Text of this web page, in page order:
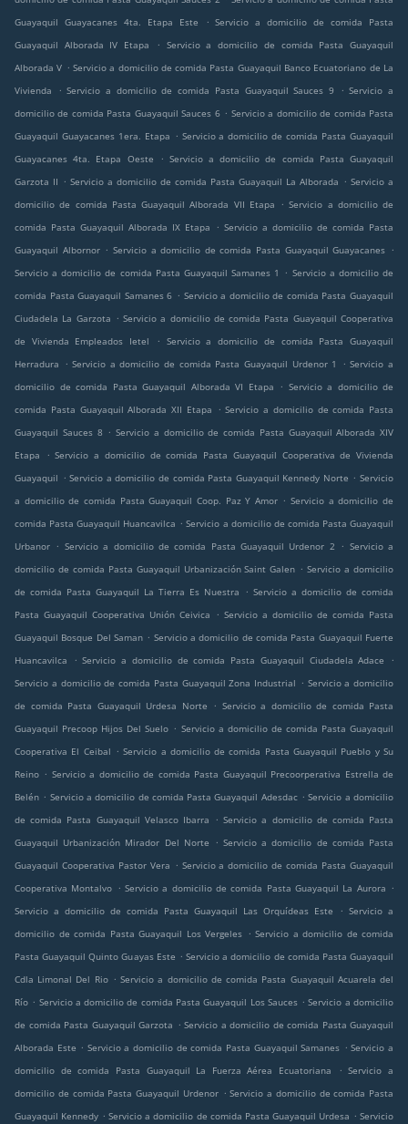
Guayaquil Guayacanes 4ta. Etapa Este
. Servicio a domicilio de comida Pasta
Guayaquil Alborada IV Etapa
. Servicio a domicilio de comida Pasta Guayaquil
Alborada V . Servicio a domicilio de comida Pasta Guayaquil Banco Ecuatoriano de La
Vivienda
. Servicio a domicilio de comida Pasta Guayaquil Sauces 9 . Servicio a
domicilio de comida Pasta Guayaquil Sauces 6 . Servicio a domicilio de comida Pasta
Guayaquil Guayacanes 1era. Etapa . Servicio a domicilio de comida Pasta Guayaquil
Guayacanes 4ta. Etapa Oeste
. Servicio a domicilio de comida Pasta Guayaquil
Garzota II . Servicio a domicilio de comida Pasta Guayaquil La Alborada . Servicio a
domicilio de comida Pasta Guayaquil Alborada VII Etapa
. Servicio a domicilio de
comida Pasta Guayaquil Alborada IX Etapa
. Servicio a domicilio de comida Pasta
Guayaquil Albornor . Servicio a domicilio de comida Pasta Guayaquil Guayacanes .
Servicio a domicilio de comida Pasta Guayaquil Samanes 1
. Servicio a domicilio de
comida Pasta Guayaquil Samanes 6 . Servicio a domicilio de comida Pasta Guayaquil
Ciudadela La Garzota . Servicio a domicilio de comida Pasta Guayaquil Cooperativa
de Vivienda Empleados Ietel
. Servicio a domicilio de comida Pasta Guayaquil
Herradura
. Servicio a domicilio de comida Pasta Guayaquil Urdenor 1 . Servicio a
domicilio de comida Pasta Guayaquil Alborada VI Etapa
. Servicio a domicilio de
comida Pasta Guayaquil Alborada XII Etapa
. Servicio a domicilio de comida Pasta
Guayaquil Sauces 8 . Servicio a domicilio de comida Pasta Guayaquil Alborada XIV
Etapa
. Servicio a domicilio de comida Pasta Guayaquil Cooperativa de Vivienda
Guayaquil . Servicio a domicilio de comida Pasta Guayaquil Kennedy Norte . Servicio
a domicilio de comida Pasta Guayaquil Coop. Paz Y Amor . Servicio a domicilio de
comida Pasta Guayaquil Huancavilca . Servicio a domicilio de comida Pasta Guayaquil
Urbanor . Servicio a domicilio de comida Pasta Guayaquil Urdenor 2 . Servicio a
domicilio de comida Pasta Guayaquil Urbanización Saint Galen . Servicio a domicilio
de comida Pasta Guayaquil La Tierra Es Nuestra
. Servicio a domicilio de comida
Pasta Guayaquil Cooperativa Unión Ceivica
. Servicio a domicilio de comida Pasta
Guayaquil Bosque Del Saman . Servicio a domicilio de comida Pasta Guayaquil Fuerte
Huancavilca
. Servicio a domicilio de comida Pasta Guayaquil Ciudadela Adace
.
Servicio a domicilio de comida Pasta Guayaquil Zona Industrial . Servicio a domicilio
de comida Pasta Guayaquil Urdesa Norte
. Servicio a domicilio de comida Pasta
Guayaquil Precoop Hijos Del Suelo . Servicio a domicilio de comida Pasta Guayaquil
Cooperativa El Ceibal . Servicio a domicilio de comida Pasta Guayaquil Pueblo y Su
Reino . Servicio a domicilio de comida Pasta Guayaquil Precoorperativa Estrella de
Belén . Servicio a domicilio de comida Pasta Guayaquil Adesdac . Servicio a domicilio
de comida Pasta Guayaquil Velasco Ibarra
. Servicio a domicilio de comida Pasta
Guayaquil Urbanización Mirador Del Norte
. Servicio a domicilio de comida Pasta
Guayaquil Cooperativa Pastor Vera . Servicio a domicilio de comida Pasta Guayaquil
Cooperativa Montalvo . Servicio a domicilio de comida Pasta Guayaquil La Aurora .
Servicio a domicilio de comida Pasta Guayaquil Las Orquídeas Este
. Servicio a
domicilio de comida Pasta Guayaquil Los Vergeles . Servicio a domicilio de comida
Pasta Guayaquil Quinto Guayas Este . Servicio a domicilio de comida Pasta Guayaquil
Cdla Limonal Del Rio . Servicio a domicilio de comida Pasta Guayaquil Acuarela del
Río . Servicio a domicilio de comida Pasta Guayaquil Los Sauces . Servicio a domicilio
de comida Pasta Guayaquil Garzota . Servicio a domicilio de comida Pasta Guayaquil
Alborada Este . Servicio a domicilio de comida Pasta Guayaquil Samanes . Servicio a
domicilio de comida Pasta Guayaquil La Fuerza Aérea Ecuatoriana
. Servicio a
domicilio de comida Pasta Guayaquil Urdenor . Servicio a domicilio de comida Pasta
Guayaquil Kennedy . Servicio a domicilio de comida Pasta Guayaquil Urdesa . Servicio